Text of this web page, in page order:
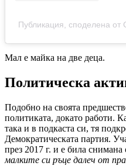
Публикация, споделена от
Мал е майка на две деца.
Политическа
Подобно на своята
политиката, докато работи.
така и в подкаста си, тя
Демократическата партия.
през 2017 г. и е била снимана
малките си ръце далеч от